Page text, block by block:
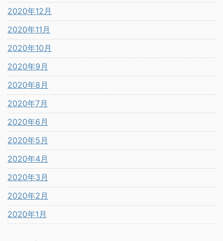
2020年12月
2020年11月
2020年10月
2020年9月
2020年8月
2020年7月
2020年6月
2020年5月
2020年4月
2020年3月
2020年2月
2020年1月